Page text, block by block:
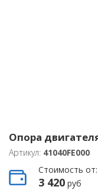
Опора
Артикул: 41040FE000
Стоимость от:
3 420 руб